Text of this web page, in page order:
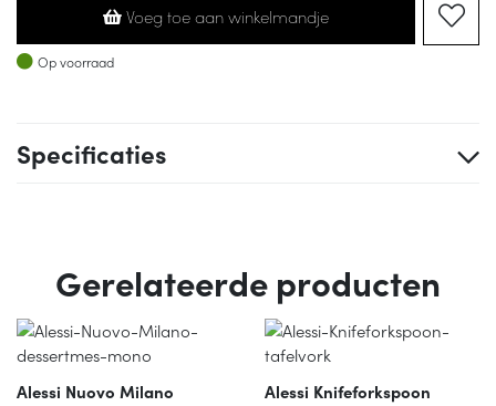
Voeg toe aan winkelmandje
Op voorraad
Op voorraad
Specificaties
Gerelateerde producten
Alessi Nuovo Milano
Alessi Knifeforkspoon